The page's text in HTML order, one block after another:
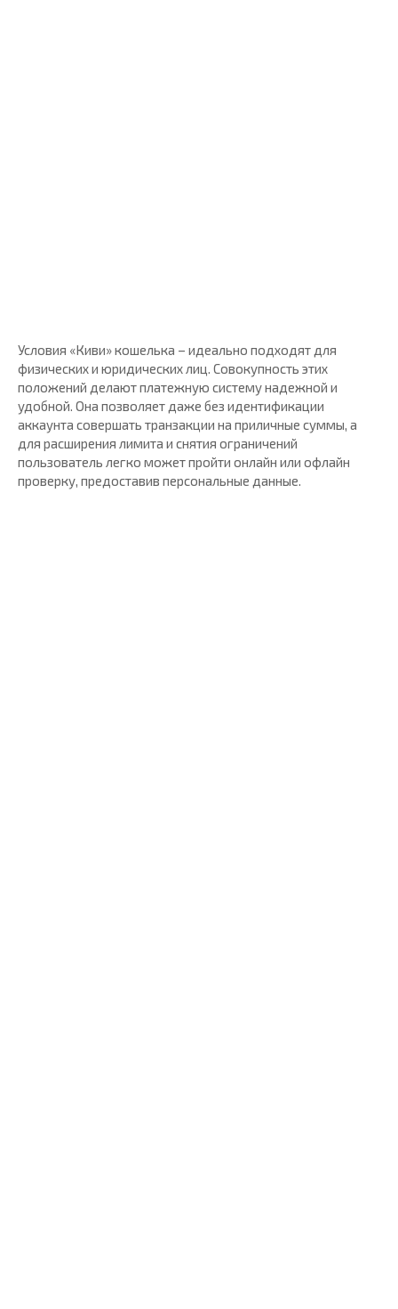
Условия «Киви» кошелька – идеально подходят для
физических и юридических лиц. Совокупность этих
положений делают платежную систему надежной и
удобной. Она позволяет даже без идентификации
аккаунта совершать транзакции на приличные суммы, а
для расширения лимита и снятия ограничений
пользователь легко может пройти онлайн или офлайн
проверку, предоставив персональные данные.